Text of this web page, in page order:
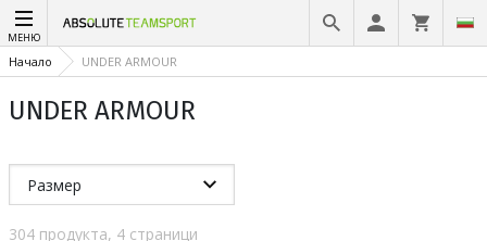
МЕНЮ
Начало UNDER ARMOUR
UNDER ARMOUR
Размер
304 продукта, 4 страници